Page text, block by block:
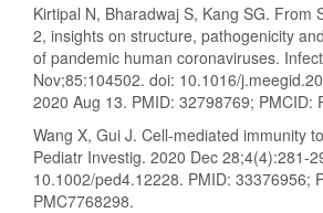
Kirtipal N, Bharadwaj S, Kang SG. From
2, insights on structure, pathogenicity
of pandemic human coronaviruses.
Nov;85:104502. doi: 10.1016/
2020 Aug 13. PMID: 32798769; PMCID:
Wang X, Gui J. Cell-mediated immunity
Pediatr Investig. 2020 Dec 28;4(4):281-
10.1002/ped4.12228. PMID: 33376956;
PMC7768298.